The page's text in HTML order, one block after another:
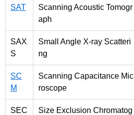
SAT
Scanning Acoustic Tomogr
aph
SAX
S
Small Angle X-ray Scatteri
ng
SC
M
Scanning Capacitance Mic
roscope
SEC
Size Exclusion Chromatog